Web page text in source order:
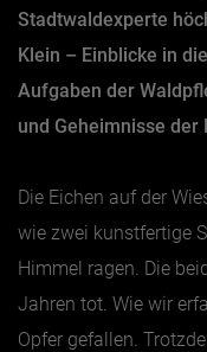
April
Mai
Juni
Juli
November
Dezember
Stadtwaldexperte
Klein – Einblicke in
Aufgaben der
und Geheimnisse der
Die Eichen auf der
wie zwei kunstfertige
Himmel ragen. Die
Jahren tot. Wie wir
Opfer gefallen.